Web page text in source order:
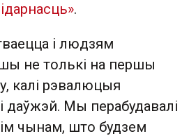
.
і людзям
не толькі на першы
калі рэвалюцыя
даўжэй. Мы перабудавалі
чынам, што будзем